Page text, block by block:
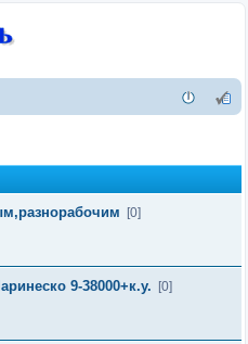
[0]
9-38000+к.у.
[0]